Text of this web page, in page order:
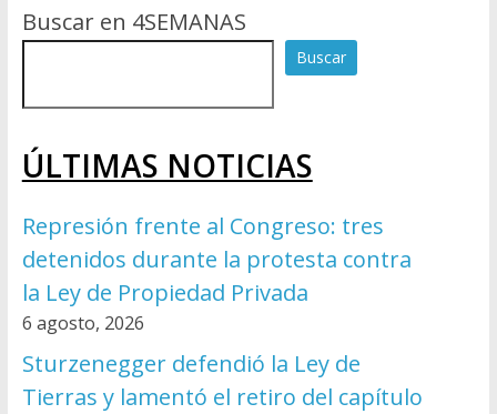
Buscar en 4SEMANAS
Buscar
ÚLTIMAS NOTICIAS
Represión frente al Congreso: tres
detenidos durante la protesta contra
la Ley de Propiedad Privada
6 agosto, 2026
Sturzenegger defendió la Ley de
Tierras y lamentó el retiro del capítulo